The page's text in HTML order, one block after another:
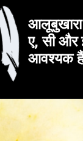
आलूबुखारा
ए, सी और
आवश्यक